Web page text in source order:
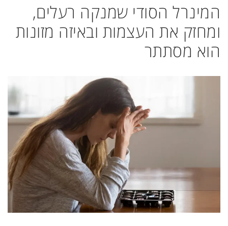
המינרל הסודי שמנקה רעלים,
ומחזק את העצמות ובאיזה מזונות
הוא מסתתר